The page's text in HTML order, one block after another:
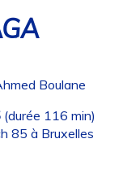
Boulane
(durée 116 min)
85 à Bruxelles